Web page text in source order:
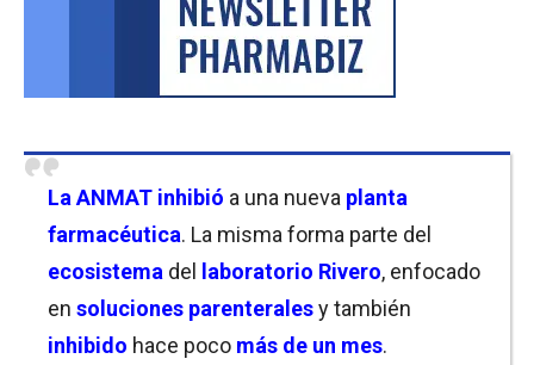
La ANMAT inhibió a una nueva planta
farmacéutica. La misma forma parte del
ecosistema del laboratorio Rivero, enfocado
en soluciones parenteralesy también
inhibido hace poco más de un mes.